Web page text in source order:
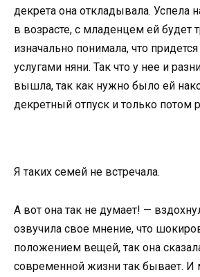
декрета она откладывала. Успела
в возрасте, с младенцем ей будет
изначально понимала, что
услугами няни. Так что у нее и
вышла, так как нужно было ей
декретный отпуск и только потом
Я таких семей не встречала.
А вот она так не думает! —
озвучила свое мнение, что
положением вещей, так она
современной жизни так бывает. И